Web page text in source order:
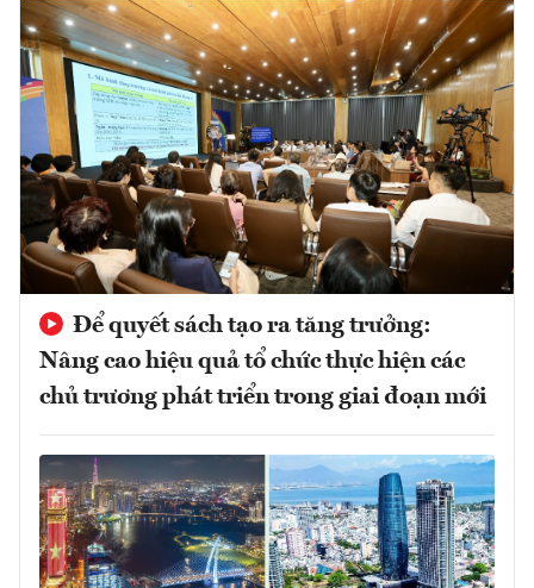
Để quyết sách tạo ra tăng trưởng:
Nâng cao hiệu quả tổ chức thực hiện các
chủ trương phát triển trong giai đoạn mới